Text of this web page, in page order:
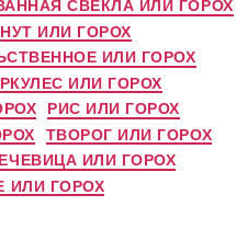
СВЕКЛА ИЛИ ГОРОХ
НУТ ИЛИ ГОРОХ
ИЛИ ГОРОХ
ИЛИ ГОРОХ
РИС ИЛИ ГОРОХ
ТВОРОГ ИЛИ ГОРОХ
ИЛИ ГОРОХ
ИЛИ ГОРОХ